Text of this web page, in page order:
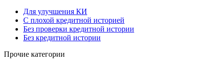
Для улучшения КИ
С плохой кредитной историей
Без проверки кредитной истории
Без кредитной истории
Прочие категории